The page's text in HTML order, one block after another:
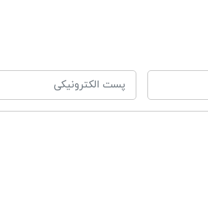
بالاتر از 3 ماه